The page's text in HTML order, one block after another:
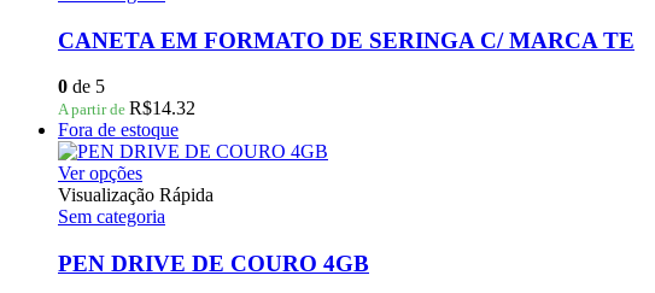
do
produto
variantes.
As
podem
ser
escolhidas
na
página
do
produto
CANETA EM FORMATO DE SERINGA C/ MARCA TE
0 de 5
A partir de R$14.32
Fora de estoque
Ver opçõesEste
produto
tem
variantes.
As
Visualização Rápida
Sem categoria
PEN DRIVE DE COURO 4GB